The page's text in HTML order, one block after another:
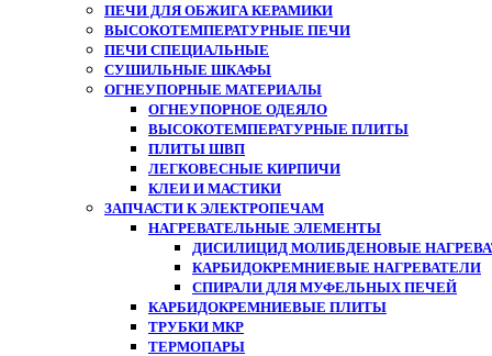
ПЕЧИ ДЛЯ ОБЖИГА КЕРАМИКИ
ВЫСОКОТЕМПЕРАТУРНЫЕ ПЕЧИ
ПЕЧИ СПЕЦИАЛЬНЫЕ
СУШИЛЬНЫЕ ШКАФЫ
ОГНЕУПОРНЫЕ МАТЕРИАЛЫ
ОГНЕУПОРНОЕ ОДЕЯЛО
ВЫСОКОТЕМПЕРАТУРНЫЕ ПЛИТЫ
ПЛИТЫ ШВП
ЛЕГКОВЕСНЫЕ КИРПИЧИ
КЛЕИ И МАСТИКИ
ЗАПЧАСТИ К ЭЛЕКТРОПЕЧАМ
НАГРЕВАТЕЛЬНЫЕ ЭЛЕМЕНТЫ
ДИСИЛИЦИД МОЛИБДЕНОВЫЕ
КАРБИДОКРЕМНИЕВЫЕ НАГРЕВАТЕЛИ
СПИРАЛИ ДЛЯ МУФЕЛЬНЫХ ПЕЧЕЙ
КАРБИДОКРЕМНИЕВЫЕ ПЛИТЫ
ТРУБКИ МКР
ТЕРМОПАРЫ